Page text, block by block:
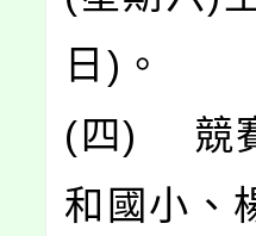
日)。
(四) 競
和國小、